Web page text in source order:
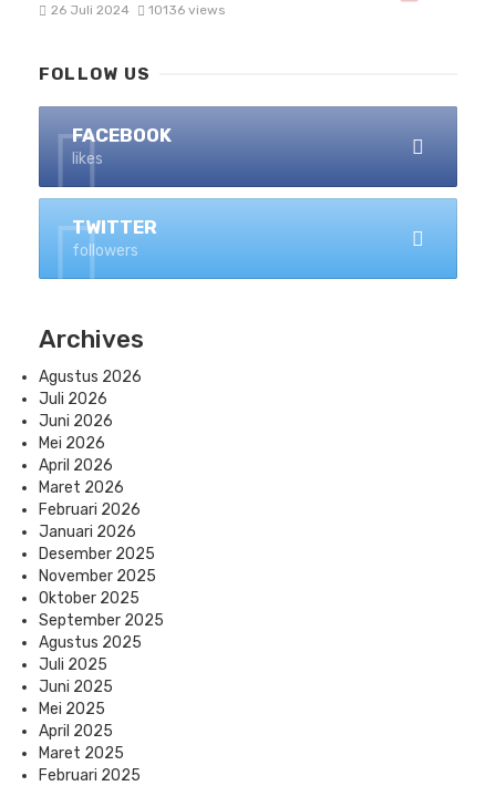
26 Juli 2024 10136 views
FOLLOW US
FACEBOOK
likes
TWITTER
followers
Archives
Agustus 2026
Juli 2026
Juni 2026
Mei 2026
April 2026
Maret 2026
Februari 2026
Januari 2026
Desember 2025
November 2025
Oktober 2025
September 2025
Agustus 2025
Juli 2025
Juni 2025
Mei 2025
April 2025
Maret 2025
Februari 2025